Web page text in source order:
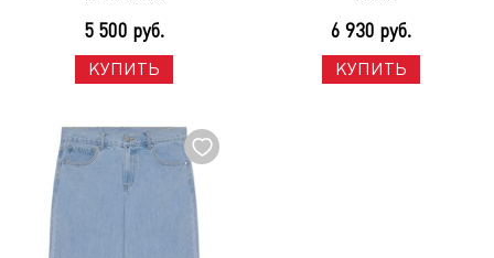
5 500 руб.
КУПИТЬ
6 930 руб.
КУПИТЬ